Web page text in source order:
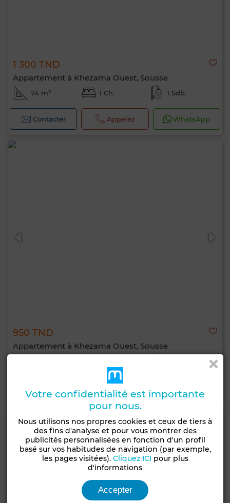
1 300 TND
Appartement à Khezama Ouest, Sousse
74 m² 1 Ch. 1 Sdb.
Contacter Appelez WhatsApp
950 TND
Appartement à Khezama Ouest, Sousse
Votre confidentialité est importante
pour nous.
Nous utilisons nos propres cookies et ceux de tiers à
des fins d'analyse et pour vous montrer des
publicités personnalisées en fonction d'un profil
basé sur vos habitudes de navigation (par exemple,
les pages visitées). Cliquez ICI pour plus
d'informations
Accepter